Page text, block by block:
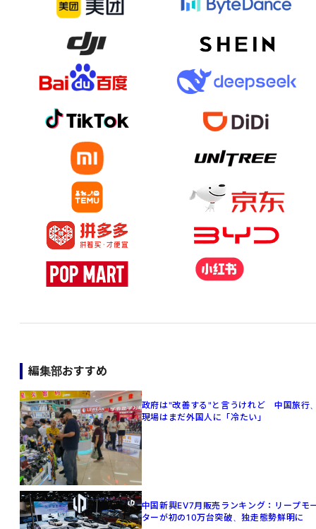
編集部おすすめ
政府は"改善する"と言うけれど 中国旅行
現場はまだ外国人に「冷たい」
中国新興EV7月販売ランキング：リープモ
ターが初の10万台突破、独走態勢鮮明に